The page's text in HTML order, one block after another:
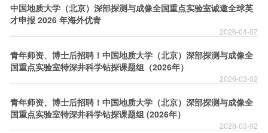
中国地质大学（北京）深部探测与成像全国重点实验室诚邀全球英
才申报 2026 年海外优青
2026-04-07
青年师资、博士后招聘！中国地质大学（北京）深部探测与成像全
国重点实验室特深井科学钻探课题组（2026年）
2026-03-02
青年师资、博士后招聘！中国地质大学（北京）深部探测与成像全
国重点实验室特深井科学钻探课题组 (2026年）
2026-03-02